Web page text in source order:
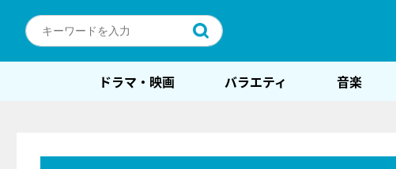
ドラマ・映画 バラエティ 音楽